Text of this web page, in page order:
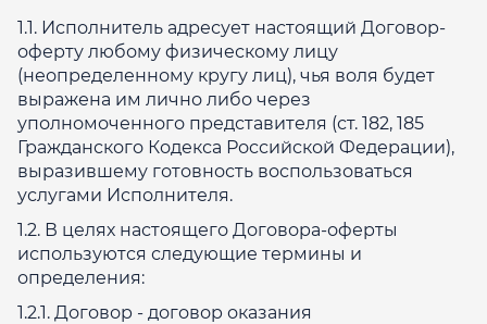
1.1. Исполнитель адресует настоящий Договор-
оферту любому физическому лицу
(неопределенному кругу лиц), чья воля будет
выражена им лично либо через
уполномоченного представителя (ст. 182, 185
Гражданского Кодекса Российской Федерации),
выразившему готовность воспользоваться
услугами Исполнителя.
1.2. В целях настоящего Договора-оферты
используются следующие термины и
определения:
1.2.1. Договор - договор оказания